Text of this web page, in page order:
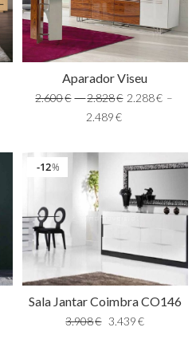
Aparador Viseu
2.600€ –2.828€ 2.288€ –
2.489 €
%
12
Sala Jantar Coimbra CO146
3.908€ 3.439 €